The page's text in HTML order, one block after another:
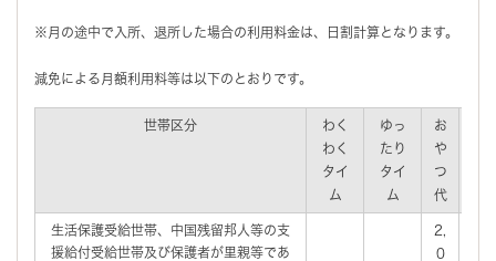
※月の途中で入所、退所した場合の利用料金は、日割計算となります。
減免による月額利用料等は以下のとおりです。
世帯区分
わく
わく
タイ
ム
ゆっ
たり
タイ
ム
お
や
つ
代
生活保護受給世帯、中国残留邦人等の支
援給付受給世帯及び保護者が里親等であ
2,
0